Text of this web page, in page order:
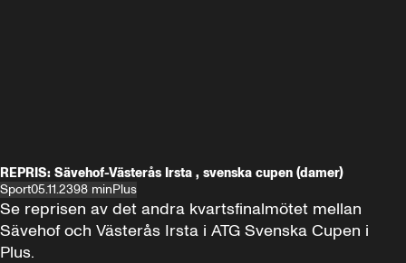
REPRIS: Sävehof-Västerås Irsta , svenska cupen (damer)
Sport05.11.2398 minPlus
Se reprisen av det andra kvartsfinalmötet mellan
Sävehof och Västerås Irsta i ATG Svenska Cupen i
Plus.